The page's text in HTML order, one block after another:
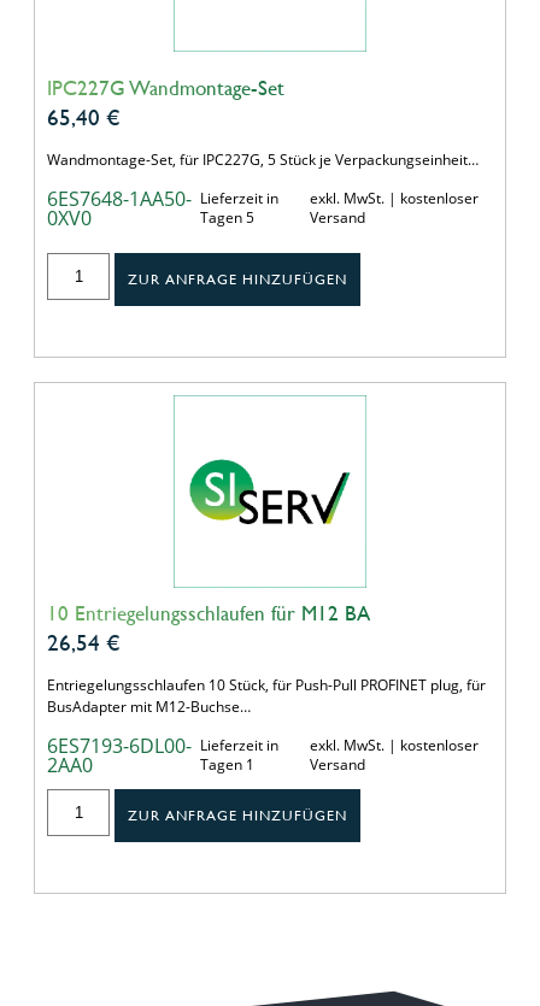
IPC227G Wandmontage-Set
65,40 €
Wandmontage-Set, für IPC227G, 5 Stück je Verpackungseinheit…
6ES7648-1AA50-
0XV0
Lieferzeit in
Tagen 5
exkl. MwSt. | kostenloser
Versand
ZUR ANFRAGE HINZUFÜGEN
10 Entriegelungsschlaufen für M12 BA
26,54 €
Entriegelungsschlaufen 10 Stück, für Push-Pull PROFINET plug, für
BusAdapter mit M12-Buchse…
6ES7193-6DL00-
2AA0
Lieferzeit in
Tagen 1
exkl. MwSt. | kostenloser
Versand
ZUR ANFRAGE HINZUFÜGEN